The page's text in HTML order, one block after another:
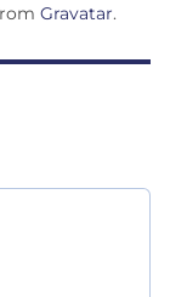
Gravatar.